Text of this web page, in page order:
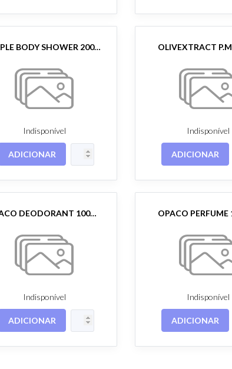
MAPLE BODY SHOWER 200ML.
Indisponível
ADICIONAR
OLIVEXTRACT
Indisponível
ADICIONAR
OPACO DEODORANT 100ML.
Indisponível
ADICIONAR
OPACO PERFUME
Indisponível
ADICIONAR